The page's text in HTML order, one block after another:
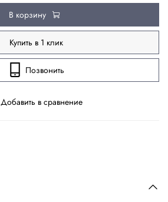
Добавить в сравнение
В корзину
Купить в 1 клик
Позвонить